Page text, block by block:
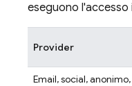
eseguono l'accesso
Provider
Email, social, anonimo,